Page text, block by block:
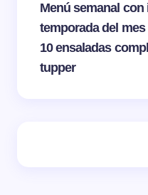
Menú semanal
temporada del
10 ensaladas
tupper